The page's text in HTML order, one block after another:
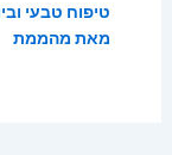
טיפוח טבעי
מאת מהממת